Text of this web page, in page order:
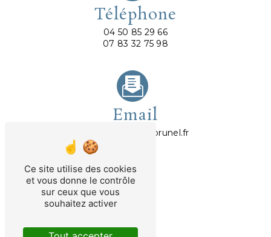
Téléphone
04 50 85 29 66
07 83 32 75 98
Email
abrunel@avocatbrunel.fr
Ce site utilise des cookies
et vous donne le contrôle
sur ceux que vous
souhaitez activer